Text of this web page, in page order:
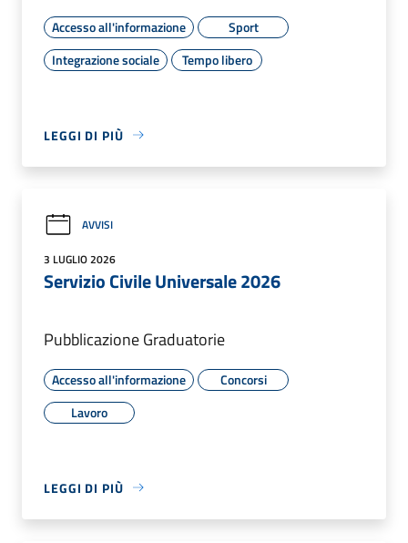
Accesso all'informazione
Sport
Integrazione sociale
Tempo libero
LEGGI DI PIÙ
AVVISI
3 LUGLIO 2026
Servizio Civile Universale 2026
Pubblicazione Graduatorie
Accesso all'informazione
Concorsi
Lavoro
LEGGI DI PIÙ